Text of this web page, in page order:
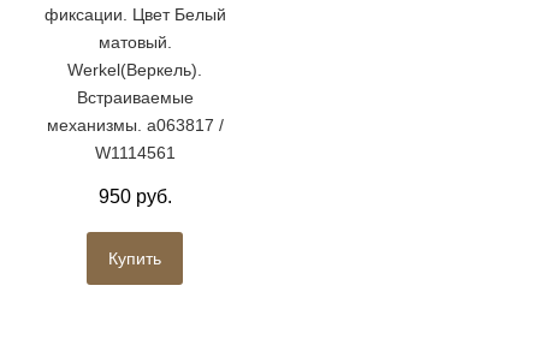
фиксации. Цвет Белый
матовый.
Werkel(Веркель).
Встраиваемые
механизмы. a063817 /
W1114561
950 руб.
Купить